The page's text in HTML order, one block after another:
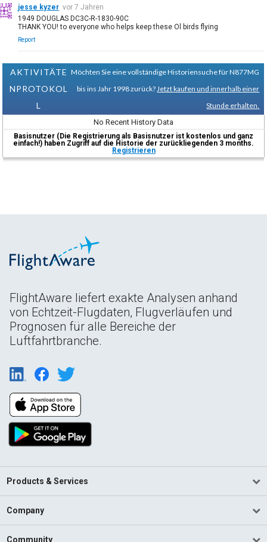
jesse kyzer vor 7 Jahren
1949 DOUGLAS DC3C-R-1830-90C
THANK YOU! to everyone who helps keep these Ol birds flying
Report
AKTIVITÄTE
NPROTOKOL
L
Möchten Sie eine vollständige Historiensuche für N877MG
bis ins Jahr 1998 zurück? Jetzt kaufen und innerhalb einer
Stunde erhalten.
No Recent History Data
Basisnutzer (Die Registrierung als Basisnutzer ist kostenlos und ganz
einfach!) haben Zugriff auf die Historie der zurückliegenden 3 months.
Registrieren
FlightAware liefert exakte Analysen anhand
von Echtzeit-Flugdaten, Flugverläufen und
Prognosen für alle Bereiche der
Luftfahrtbranche.
Products & Services
Company
Community